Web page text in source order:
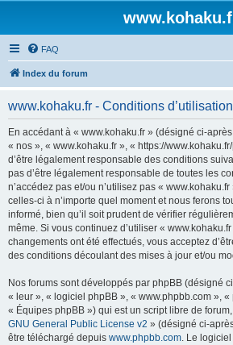
FAQ
Index du forum
www.kohaku.fr - Conditions d’utilisation
En accédant à « www.kohaku.fr » (désigné ci-
« nos », « www.kohaku.fr », « https://
d’être légalement responsable des conditions
pas d’être légalement responsable de toutes les
n’accédez pas et/ou n’utilisez pas «
celles-ci à n’importe quel moment et nous ferons
informé, bien qu’il soit prudent de vérifier
même. Si vous continuez d’utiliser «
changements ont été effectués, vous acceptez
des conditions découlant des mises à jour et/ou
Nos forums sont développés par phpBB (désigné
« leur », « logiciel phpBB », « www.phpbb.com »,
« Équipes phpBB ») qui est un script libre de
GNU General Public License v2 » (désigné ci-
être téléchargé depuis www.phpbb.com. Le